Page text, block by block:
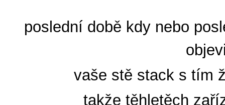
poslední době kdy nebo
vaše stě stack s tím
takže těhletěch